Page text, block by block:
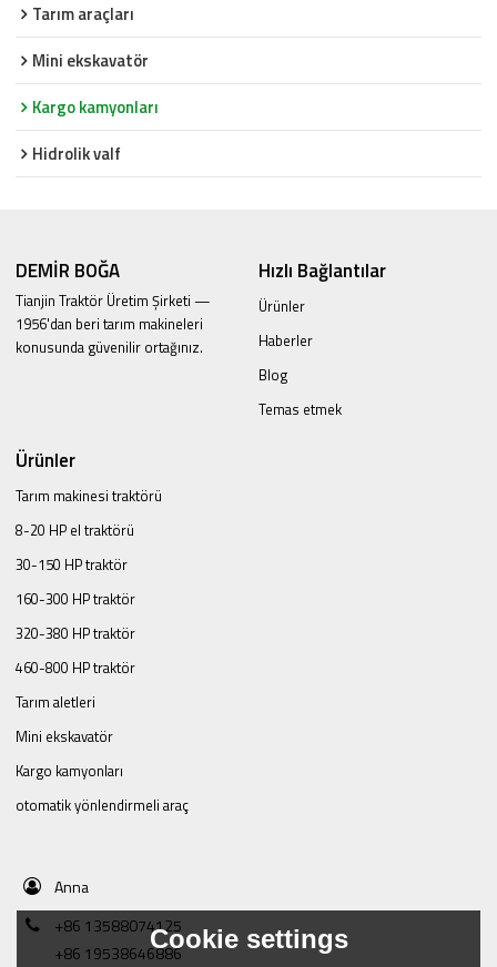
Tarım araçları
Mini ekskavatör
Kargo kamyonları
Hidrolik valf
DEMİR BOĞA
Tianjin Traktör Üretim Şirketi —
1956'dan beri tarım makineleri
konusunda güvenilir ortağınız.
Hızlı Bağlantılar
Ürünler
Haberler
Blog
Temas etmek
Ürünler
Tarım makinesi traktörü
8-20 HP el traktörü
30-150 HP traktör
160-300 HP traktör
320-380 HP traktör
460-800 HP traktör
Tarım aletleri
Mini ekskavatör
Kargo kamyonları
otomatik yönlendirmeli araç
Anna
+86 13588074125
+86 19538646886Cookie settings